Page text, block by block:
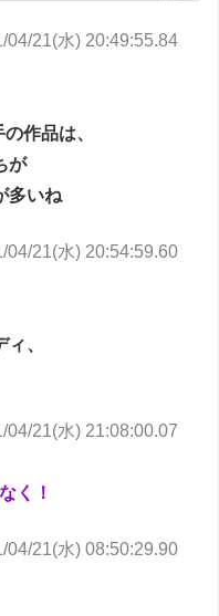
04/21(水) 20:49:55.84
作品は、
が
多いね
04/21(水) 20:54:59.60
、
04/21(水) 21:08:00.07
く！
04/21(水) 08:50:29.90